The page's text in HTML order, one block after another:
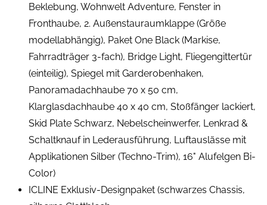
Beklebung, Wohnwelt Adventure, Fenster in
Fronthaube, 2. Außenstauraumklappe (Größe
modellabhängig), Paket One Black (Markise,
Fahrradträger 3-fach), Bridge Light, Fliegengittertür
(einteilig), Spiegel mit Garderobenhaken,
Panoramadachhaube 70 x 50 cm,
Klarglasdachhaube 40 x 40 cm, Stoßfänger lackiert,
Skid Plate Schwarz, Nebelscheinwerfer, Lenkrad &
Schaltknauf in Lederausführung, Luftauslässe mit
Applikationen Silber (Techno-Trim), 16" Alufelgen Bi-
Color)
ICLINE Exklusiv-Designpaket (schwarzes Chassis,